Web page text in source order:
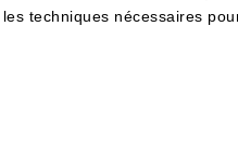
techniques nécessaires